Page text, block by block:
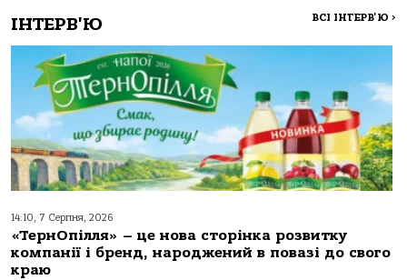
ІНТЕРВ'Ю ВСІ ІНТЕРВ'Ю >
14:10, 7 Серпня, 2026
«ТернОпілля» – це нова сторінка розвитку
компанії і бренд, народжений в повазі до свого
краю